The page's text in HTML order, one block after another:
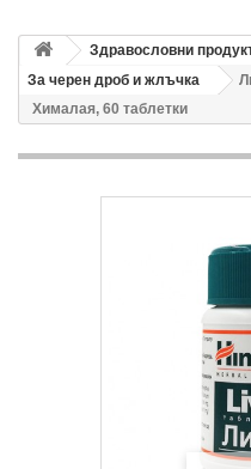
Здравословни
За черен дроб и жлъчка
Хималая, 60 таблетки